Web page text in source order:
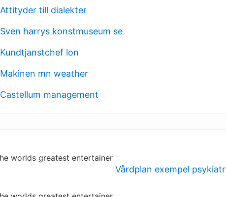
Attityder till dialekter
Sven harrys konstmuseum se
Kundtjanstchef lon
Makinen mn weather
Castellum management
Vårdplan exempel